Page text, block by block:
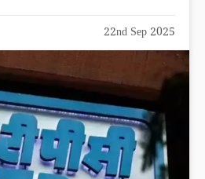
22nd Sep 2025